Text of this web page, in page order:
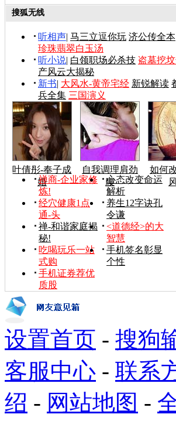
搜狐无线
听相声| 马三立逗你玩 济公传全本
珍珠翡翠白玉汤
听小说| 白领职场必杀技 盗墓挖
产风云大揭秘
新书| 大风水-黄帝宅经 新锐解读
兵全集 三国演义
叶倩彤-奉子成
婚
自我调理肩劲
腰
如何
禅商-企业家修
炼!
心态改变命运
解析
经穴健康1点
通-头
养生12字诀孔
令谦
禅-和谐家庭揭
秘!
<道德经>的大
智慧
吃喝玩乐一站
式购
手机签名彰显
个性
手机证券荐优
质股
设置首页 - 搜狗
客服中心 - 联系
绍 - 网站地图 -